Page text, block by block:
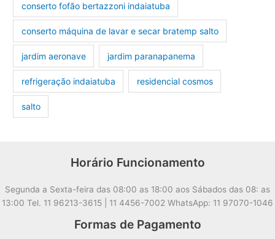
conserto fofão bertazzoni indaiatuba
conserto máquina de lavar e secar bratemp salto
jardim aeronave jardim paranapanema
refrigeração indaiatuba residencial cosmos
salto
Horário Funcionamento
Segunda a Sexta-feira das 08:00 as 18:00 aos Sábados das 08: as
13:00 Tel. 11 96213-3615 | 11 4456-7002 WhatsApp: 11 97070-1046
Formas de Pagamento